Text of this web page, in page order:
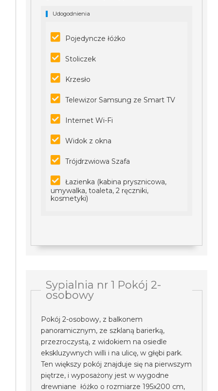
Udogodnienia
Pojedyncze łóżko
Stoliczek
Krzesło
Telewizor Samsung ze Smart TV
Internet Wi-Fi
Widok z okna
Trójdrzwiowa Szafa
Łazienka (kabina prysznicowa,
umywalka, toaleta, 2 ręczniki,
kosmetyki)
Sypialnia nr 1 Pokój 2-
osobowy
Pokój 2-osobowy, z balkonem
panoramicznym, ze szklaną barierką,
przezroczystą, z widokiem na osiedle
ekskluzywnych willi i na ulicę, w głębi park.
Ten większy pokój znajduje się na pierwszym
piętrze, i wyposażony jest w wygodne
drewniane łóżko o rozmiarze 195x200 cm,